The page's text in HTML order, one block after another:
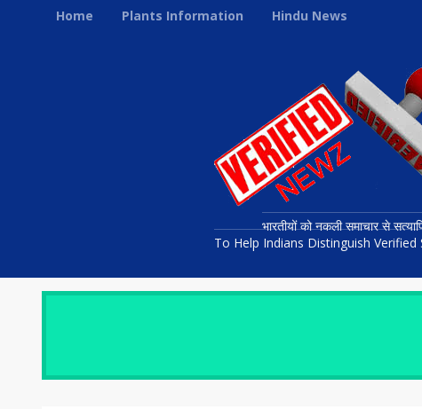
Home Plants Information Hindu News
भारतीयों को नकली समाचार से
To Help Indians Distinguish